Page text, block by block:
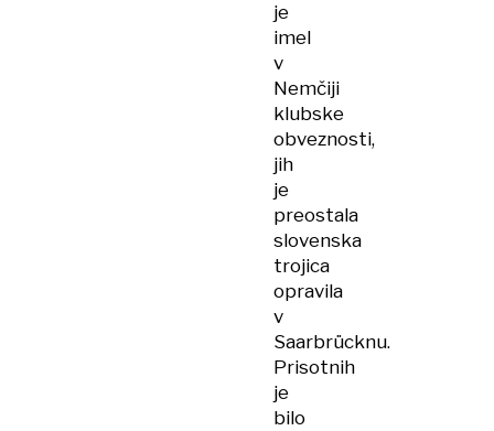
je
imel
v
Nemčiji
klubske
obveznosti,
jih
je
preostala
slovenska
trojica
opravila
v
Saarbrücknu.
Prisotnih
je
bilo